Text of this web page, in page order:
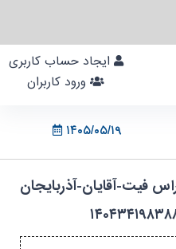
۱۴۰۵/۰۵/۱۹
۴۰ ساعته-کراس فیت-آقایان-آذربایجان